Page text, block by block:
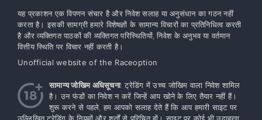
यह प्रकाशन एक विपणन संचार है और निवेश सलाह या अनुसंधान का गठन नहीं
करता है। इसकी सामग्री हमारे विशेषज्ञों के सामान्य विचारों का प्रतिनिधित्व करती
है और व्यक्तिगत पाठकों की व्यक्तिगत परिस्थितियों, निवेश के अनुभव या वर्तमान
वित्तीय स्थिति पर विचार नहीं करती है।
Unofficial website of the Raceoption
सामान्य जोखिम अधिसूचना: ट्रेडिंग में उच्च जोखिम वाला निवेश शामिल
है। उन फंडों का निवेश न करें जिन्हें आप खोने के लिए तैयार नहीं हैं।
शुरू करने से पहले, हम आपको सलाह देते हैं कि आप हमारी साइट पर